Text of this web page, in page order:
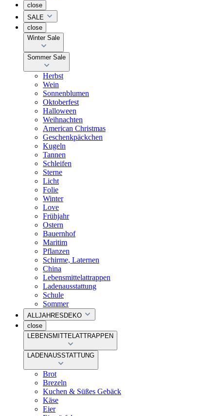
close
SALE
close
Winter Sale
Sommer Sale
Herbst
Wein
Sonnenblumen
Oktoberfest
Halloween
Weihnachten
American Christmas
Geschenkpäckchen
Kugeln
Tannen
Schleifen
Sterne
Licht
Folie
Winter
Love
Frühjahr
Ostern
Bauernhof
Maritim
Pflanzen
Schirme, Laternen
China
Lebensmittelattrappen
Ladenausstattung
Schule
Sommer
ALLJAHRESDEKO
close
LEBENSMITTELATTRAPPEN
LADENAUSSTATTUNG
Brot
Brezeln
Kuchen & Süßes Gebäck
Käse
Eier